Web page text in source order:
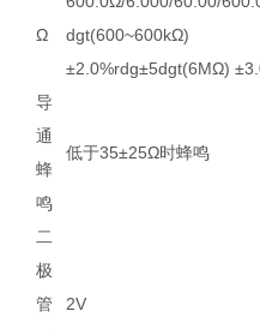
Ω
dgt(600~600kΩ)
±2.0%rdg±5dgt(6MΩ)
导
通
蜂
鸣
低于35±25Ω时蜂鸣
二
极
管
2V